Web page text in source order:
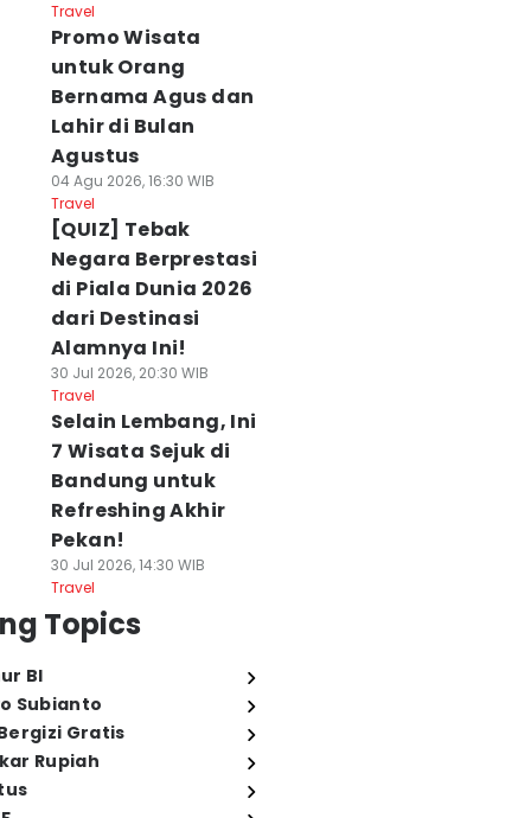
Travel
Promo Wisata
untuk Orang
Bernama Agus dan
Lahir di Bulan
Agustus
04 Agu 2026, 16:30 WIB
Travel
[QUIZ] Tebak
Negara Berprestasi
di Piala Dunia 2026
dari Destinasi
Alamnya Ini!
30 Jul 2026, 20:30 WIB
Travel
Selain Lembang, Ini
7 Wisata Sejuk di
Bandung untuk
Refreshing Akhir
Pekan!
30 Jul 2026, 14:30 WIB
Travel
Topics
BI
Subianto
Gratis
Rupiah